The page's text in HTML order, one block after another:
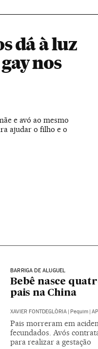
dá à luz
nos
e avó ao mesmo
ajudar o filho e o
BARRIGA DE ALUGUEL
Bebê nasce
pais na China
XAVIER FONTDEGLÒRIA | Pequim |
Pais morreram em
fecundados. Avós
para realizar a gestação